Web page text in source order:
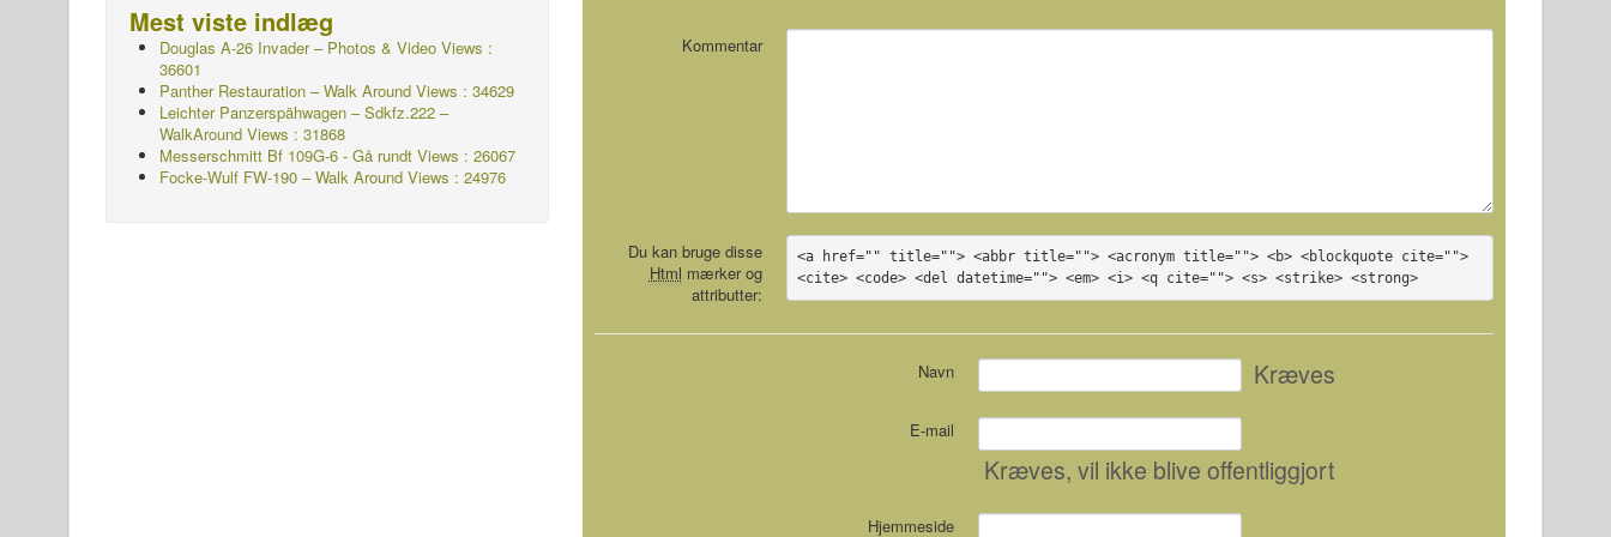
Kommentar
Du kan bruge disse
Html mærker og
attributter:
<a href="" title=""> <abbr title=""> <acronym title=""> <b> <blockquote cite="">
<cite> <code> <del datetime=""> <em> <i> <q cite=""> <s> <strike> <strong>
Navn Kræves
E-mail
Kræves, vil ikke blive offentliggjort
Hjemmeside
Mest viste indlæg
Douglas A-26 Invader – Photos & Video Views :
36601
Panther Restauration – Walk Around Views : 34629
Leichter Panzerspähwagen – Sdkfz.222 –
WalkAround Views : 31868
Messerschmitt Bf 109G-6 - Gå rundt Views : 26067
Focke-Wulf FW-190 – Walk Around Views : 24976